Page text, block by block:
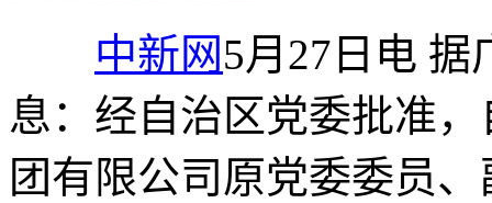
中新网5月27日电 据
息：经自治区党委批准
团有限公司原党委委员